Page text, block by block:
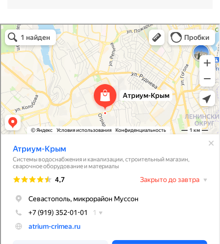
Атриум-Крым
Системы водоснабжения, отопления, канализации в Севастополе
Снабжение строительных объектов в Севастополе